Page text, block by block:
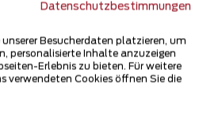
PDF 100% ...
Datenschutzbestimmungen
Besucherdaten platzieren, um
personalisierte Inhalte anzuzeigen
Erlebnis zu bieten. Für weitere
verwendeten Cookies öffnen Sie die